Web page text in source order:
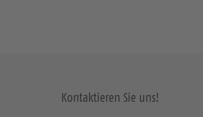
Kontaktieren Sie uns!